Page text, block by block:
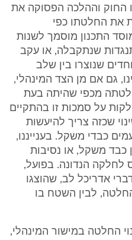
החוק וההלכה הפסוקה את
את החלטתו כפי
התכנון מוסמך לשנות
שנתקבלה, או עקב
שנוצרו בין שלב
גם אם מן הצד המינהלי,
מכפי שהיתה בעת
על סמכות זו בהתקיים
שכזה צריך להיעשות
כבדי משקל. בענייננו,
כבד משקל, או נסיבות
לחלקה הנדונה. בפועל,
אדריכל לב, שהוצגו
לבין השטח בו
החלטה במישור המינהלי,